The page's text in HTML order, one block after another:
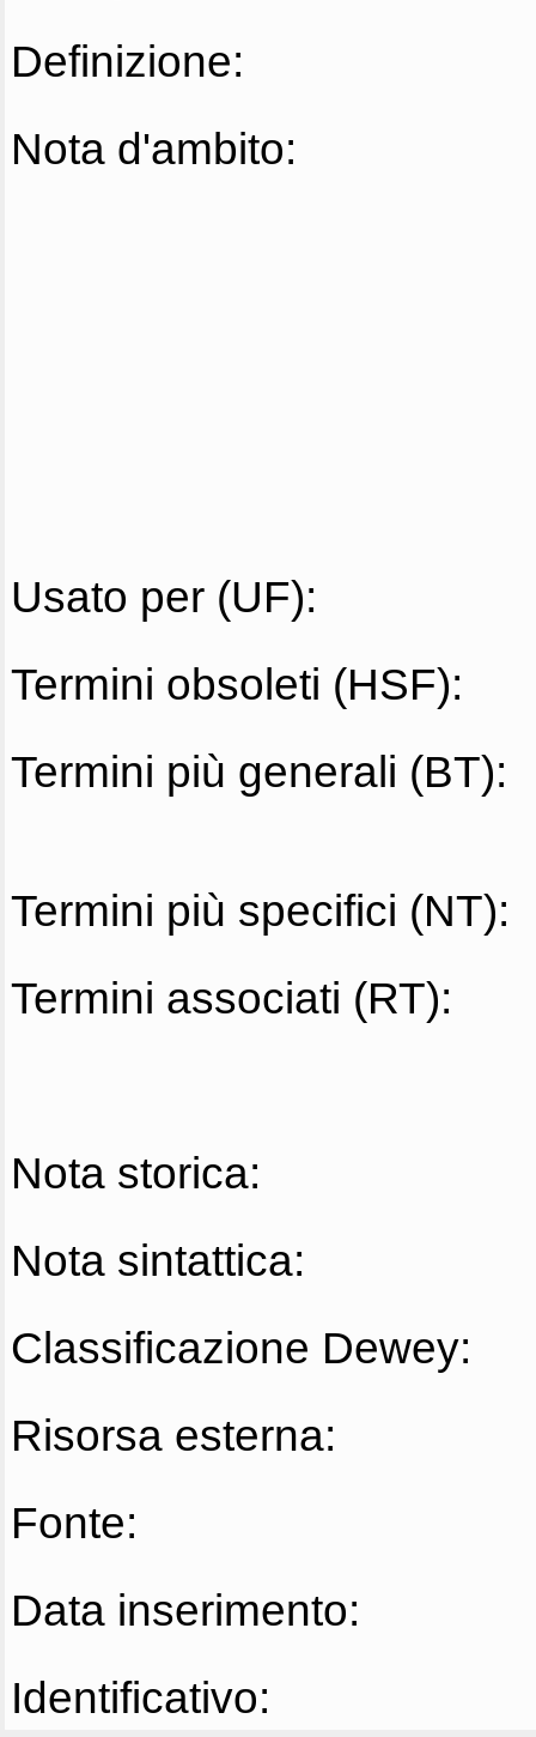
Definizione:
Nota d'ambito:
Usato per (UF):
Termini obsoleti (HSF):
Termini più generali (BT):
Termini più specifici (NT):
Termini associati (RT):
Nota storica:
Nota sintattica:
Classificazione Dewey:
Risorsa esterna:
Fonte:
Data inserimento:
Identificativo: